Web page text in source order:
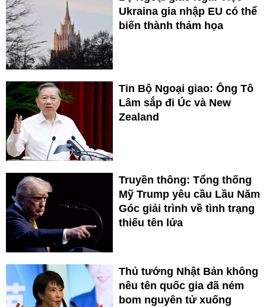
Ukraina gia nhập EU có thể
biến thành thảm họa
Tin Bộ Ngoại giao: Ông Tô
Lâm sắp đi Úc và New
Zealand
Truyền thông: Tổng thống
Mỹ Trump yêu cầu Lầu Năm
Góc giải trình về tình trạng
thiếu tên lửa
Thủ tướng Nhật Bản không
nêu tên quốc gia đã ném
bom nguyên tử xuống